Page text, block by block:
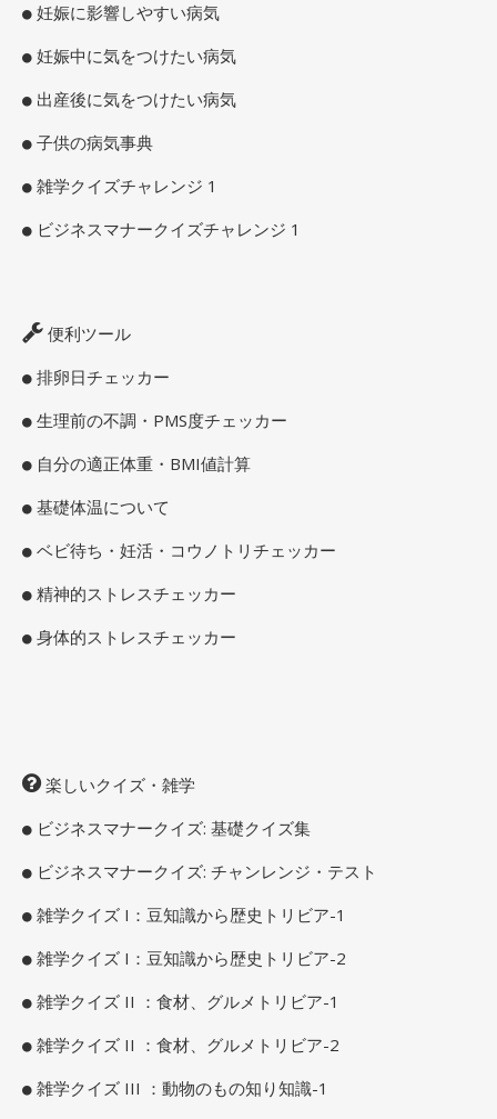
妊娠に影響しやすい病気
妊娠中に気をつけたい病気
出産後に気をつけたい病気
子供の病気事典
雑学クイズチャレンジ 1
ビジネスマナークイズチャレンジ 1
便利ツール
排卵日チェッカー
生理前の不調・PMS度チェッカー
自分の適正体重・BMI値計算
基礎体温について
ベビ待ち・妊活・コウノトリチェッカー
精神的ストレスチェッカー
身体的ストレスチェッカー
楽しいクイズ・雑学
ビジネスマナークイズ: 基礎クイズ集
ビジネスマナークイズ: チャンレンジ・テスト
雑学クイズ I：豆知識から歴史トリビア-1
雑学クイズ I：豆知識から歴史トリビア-2
雑学クイズ II ：食材、グルメトリビア-1
雑学クイズ II ：食材、グルメトリビア-2
雑学クイズ III ：動物のもの知り知識-1